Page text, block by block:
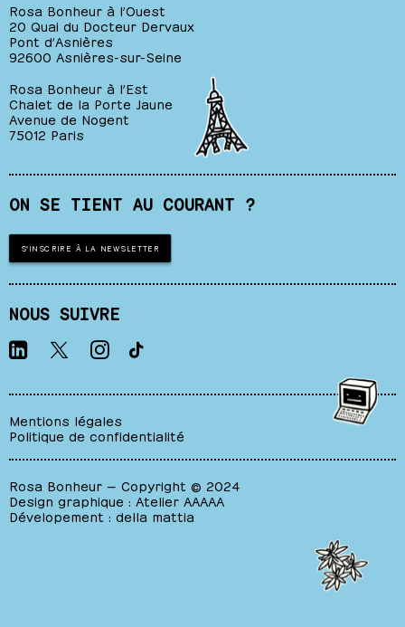
Rosa Bonheur à l’Ouest
20 Quai du Docteur Dervaux
Pont d’Asnières
92600 Asnières-sur-Seine
Rosa Bonheur à l’Est
Chalet de la Porte Jaune
Avenue de Nogent
75012 Paris
ON SE TIENT AU COURANT ?
S'INSCRIRE À LA NEWSLETTER
NOUS SUIVRE
Mentions légales
Politique de confidentialité
Rosa Bonheur — Copyright © 2024
Design graphique : Atelier AAAAA
Dévelopement : della mattia